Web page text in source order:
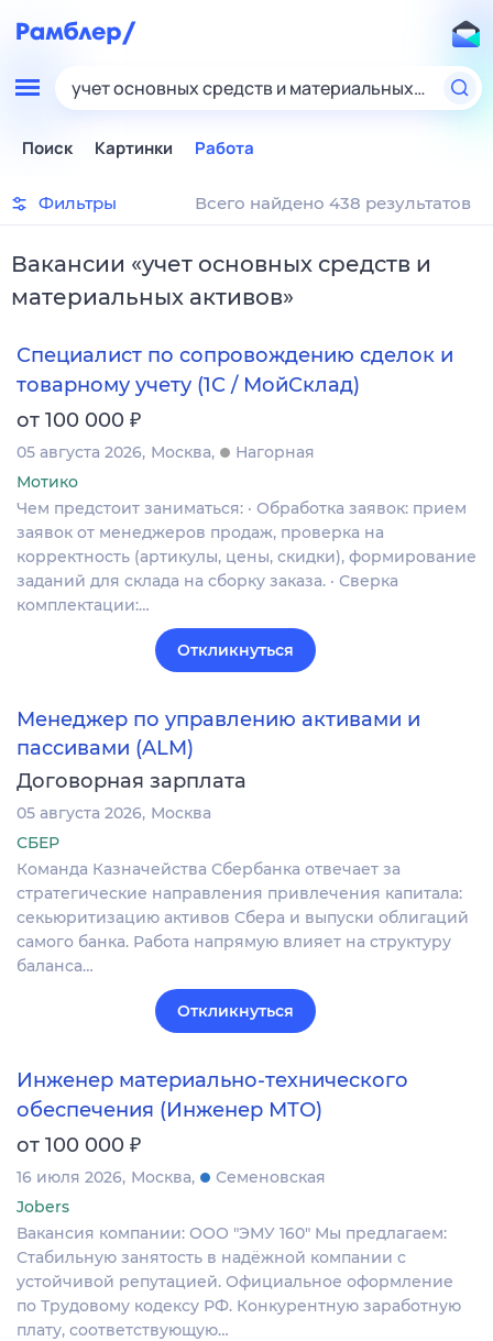
учет основных средств и материальных активов
Поиск Картинки Работа
Фильтры Всего найдено 438 результатов
Вакансии «учет основных средств и
материальных активов»
Специалист по сопровождению сделок и
товарному учету (1С / МойСклад)
от 100 000 ₽
05 августа 2026 Москва
Нагорная
Мотико
Чем предстоит заниматься: · Обработка заявок: прием
заявок от менеджеров продаж, проверка на
корректность (артикулы, цены, скидки), формирование
заданий для склада на сборку заказа. · Сверка
комплектации:…
Откликнуться
Менеджер по управлению активами и
пассивами (ALM)
Договорная зарплата
05 августа 2026 Москва
СБЕР
Команда Казначейства Сбербанка отвечает за
стратегические направления привлечения капитала:
секьюритизацию активов Сбера и выпуски облигаций
самого банка. Работа напрямую влияет на структуру
баланса…
Откликнуться
Инженер материально-технического
обеспечения (Инженер МТО)
от 100 000 ₽
16 июля 2026 Москва
Семеновская
Jobers
Вакансия компании: ООО "ЭМУ 160" Мы предлагаем:
Стабильную занятость в надёжной компании с
устойчивой репутацией. Официальное оформление
по Трудовому кодексу РФ. Конкурентную заработную
плату, соответствующую…